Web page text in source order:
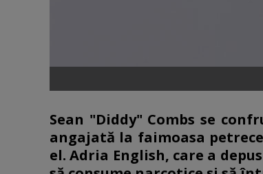
Sean "Diddy" Combs se
angajată la faimoasa
el. Adria English, care a